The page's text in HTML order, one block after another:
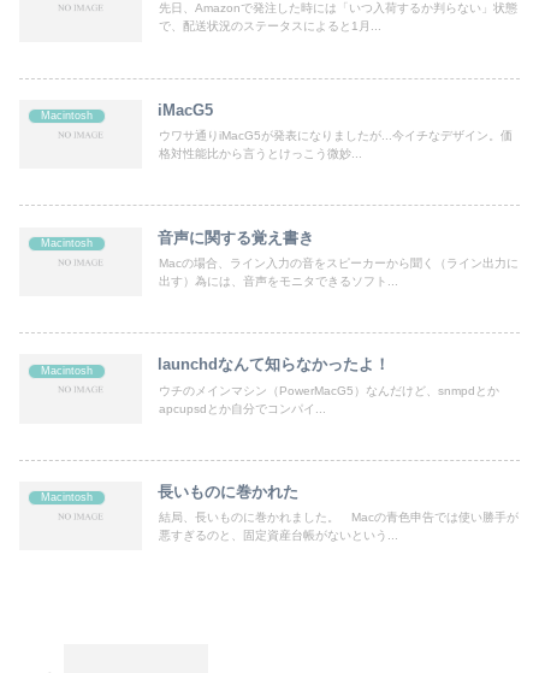
先日、Amazonで発注した時には「いつ入荷するか判らない」状態
で、配送状況のステータスによると1月...
Macintosh iMacG5
ウワサ通りiMacG5が発表になりましたが...今イチなデザイン。価
格対性能比から言うとけっこう微妙...
Macintosh 音声に関する覚え書き
Macの場合、ライン入力の音をスピーカーから聞く（ライン出力に
出す）為には、音声をモニタできるソフト...
Macintosh launchdなんて知らなかったよ！
ウチのメインマシン（PowerMacG5）なんだけど、snmpdとか
apcupsdとか自分でコンパイ...
Macintosh 長いものに巻かれた
結局、長いものに巻かれました。 Macの青色申告では使い勝手が
悪すぎるのと、固定資産台帳がないという...